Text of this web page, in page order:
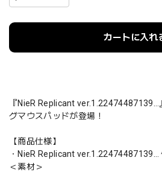
カートに入れ
『NieR Replicant
グマウスパッドが登場！
【商品仕様】
・NieR Replicant
＜素材＞